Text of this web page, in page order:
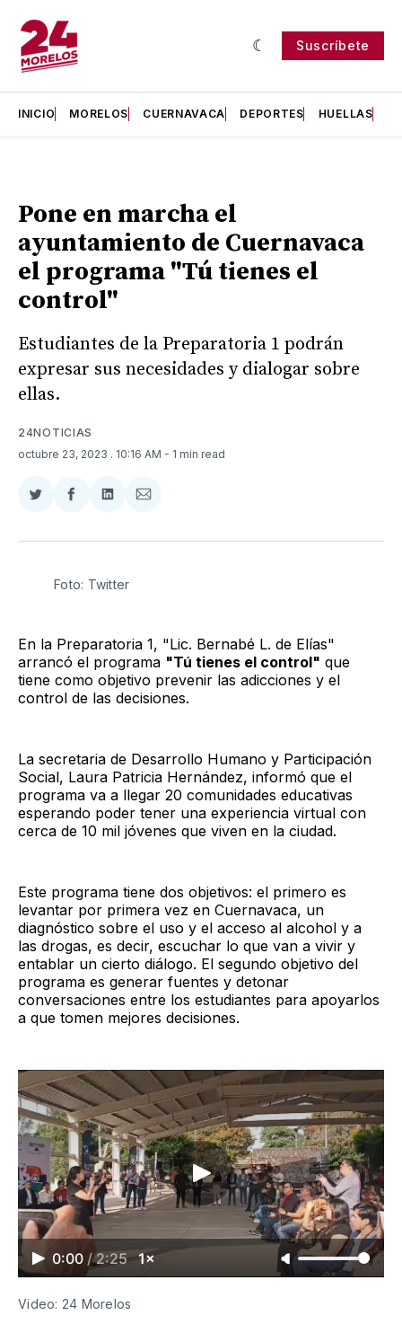
Suscríbete
INICIO MORELOS CUERNAVACA DEPORTES HUELLAS
Pone en marcha el
ayuntamiento de Cuernavaca
el programa "Tú tienes el
control"
Estudiantes de la Preparatoria 1 podrán
expresar sus necesidades y dialogar sobre
ellas.
24NOTICIAS
octubre 23, 2023 . 10:16 AM - 1 min read
Compartir
Twitter
Compartir
Facebook
Compartir
LinkedIn
Compartir
Email
Foto: Twitter
En la Preparatoria 1, "Lic. Bernabé L. de Elías"
arrancó el programa "Tú tienes el control" que
tiene como objetivo prevenir las adicciones y el
control de las decisiones.
La secretaria de Desarrollo Humano y Participación
Social, Laura Patricia Hernández, informó que el
programa va a llegar 20 comunidades educativas
esperando poder tener una experiencia virtual con
cerca de 10 mil jóvenes que viven en la ciudad.
Este programa tiene dos objetivos: el primero es
levantar por primera vez en Cuernavaca, un
diagnóstico sobre el uso y el acceso al alcohol y a
las drogas, es decir, escuchar lo que van a vivir y
entablar un cierto diálogo. El segundo objetivo del
programa es generar fuentes y detonar
conversaciones entre los estudiantes para apoyarlos
a que tomen mejores decisiones.
0:00 / 2:25 1×
Video: 24 Morelos